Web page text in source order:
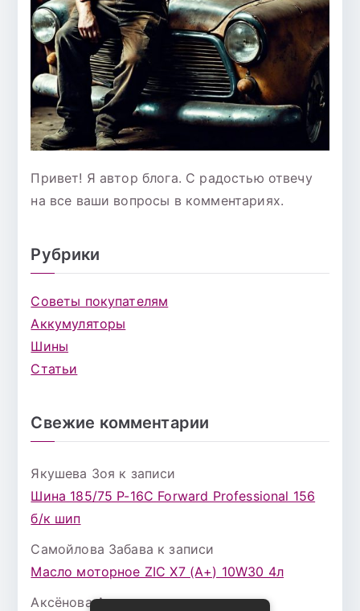
Привет! Я автор блога. С радостью отвечу
на все ваши вопросы в комментариях.
Рубрики
Советы покупателям
Аккумуляторы
Шины
Статьи
Свежие комментарии
Якушева Зоя к записи
Шина 185/75 Р-16С Forward Professional 156
б/к шип
Самойлова Забава к записи
Масло моторное ZIC X7 (A+) 10W30 4л
Аксёнова Адельк записи